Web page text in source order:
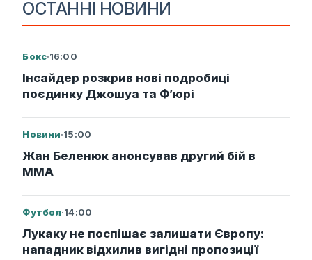
ОСТАННІ НОВИНИ
Бокс·16:00
Інсайдер розкрив нові подробиці
поєдинку Джошуа та Ф’юрі
Новини·15:00
Жан Беленюк анонсував другий бій в
ММА
Футбол·14:00
Лукаку не поспішає залишати Європу:
нападник відхилив вигідні пропозиції